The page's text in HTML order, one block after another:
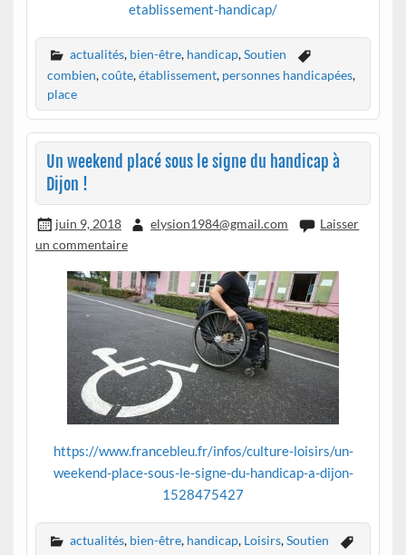
etablissement-handicap/
actualités, bien-être, handicap,Soutien
combien,coûte,établissement, personnes handicapées,
place
Un weekend placé sous le signe du handicap à
Dijon !
juin 9, 2018 elysion1984@gmail.com
Laisser
un commentaire
https://www.francebleu.fr/infos/culture-loisirs/un-
weekend-place-sous-le-signe-du-handicap-a-dijon-
1528475427
actualités, bien-être, handicap, Loisirs,Soutien